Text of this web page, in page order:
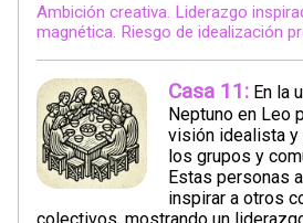
Ambición creativa. Liderazgo
magnética. Riesgo de idealización
Casa 11: En la
Neptuno en Leo
visión idealista y
los grupos y
Estas personas
inspirar a otros